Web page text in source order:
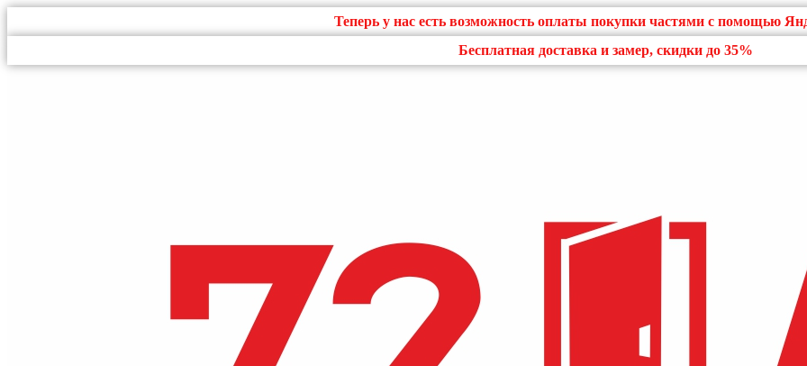
Теперь у нас есть возможность оплаты покупки частями с помощью
Бесплатная доставка и замер, скидки до 35%